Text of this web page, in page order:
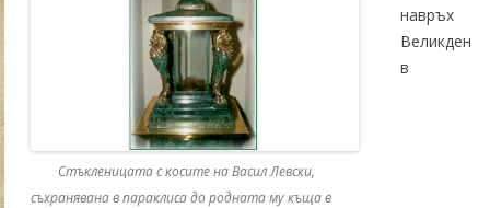
Стъкленицата с косите на Васил Левски,
съхранявана в параклиса до родната му къща в
навръх
Великден
в